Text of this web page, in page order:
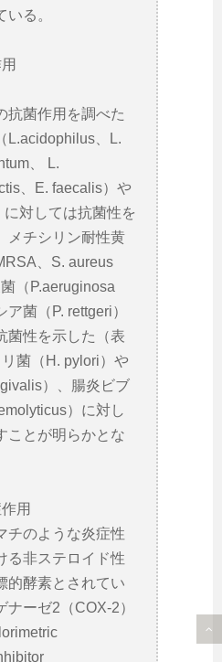
いる。
用
抗菌作用を調べた
L.acidophilus、L.
、 L.
、E. faecalis）や
対しては抗菌性を
メチシリン耐性黄
、S. aureus
（P.aeruginosa
菌（P. rettgeri）
菌性を示した（表
菌（H. pylori）や
）、腸炎ビブ
）に対し
ことが明らかとな
用
のような炎症性
る非ステロイド性
的酵素とされてい
ナーゼ2（COX-2）